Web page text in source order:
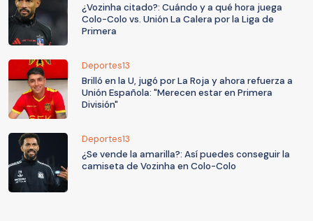
¿Vozinha citado?: Cuándo y a qué hora juega
Colo-Colo vs. Unión La Calera por la Liga de
Primera
Deportes13
Brilló en la U, jugó por La Roja y ahora refuerza a
Unión Española: "Merecen estar en Primera
División"
Deportes13
¿Se vende la amarilla?: Así puedes conseguir la
camiseta de Vozinha en Colo-Colo